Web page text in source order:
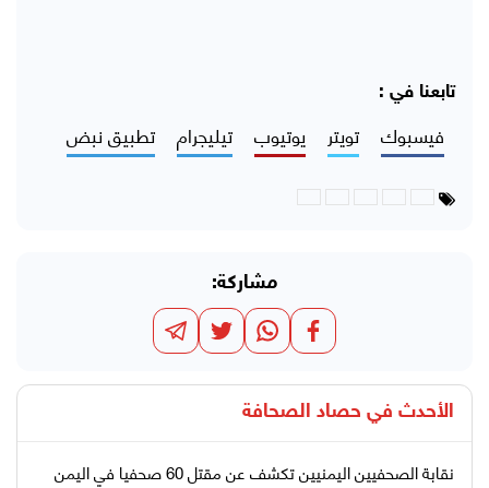
تابعنا في :
فيسبوك تويتر يوتيوب تيليجرام تطبيق نبض
مشاركة:
الأحدث في حصاد الصحافة
نقابة الصحفيين اليمنيين تكشف عن مقتل 60 صحفيا في اليمن